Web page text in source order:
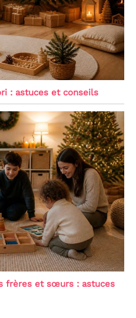
: astuces et conseils
frères et sœurs : astuces